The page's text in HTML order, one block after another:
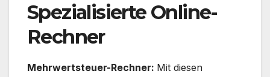
Spezialisierte Online-
Rechner
Mehrwertsteuer-Rechner: Mit diesen